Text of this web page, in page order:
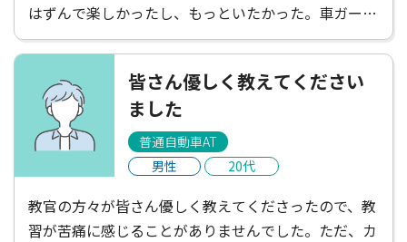
はずんで楽しかったし、もっといたかった。車ガール
は遠くて不便だと感じたけれど、たくさんごはんやさ
んがあって楽しかったし、講師の方がお店を教えてく
ださったりして楽しかった！充実した2週間でした。
皆さん優しく教えてください
ました
普通自動車AT
男性
20代
教官の方々が皆さん優しく教えてくださったので、教
習が苦痛に感じることがありませんでした。ただ、カ